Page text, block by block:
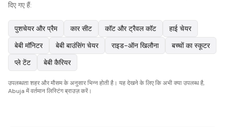
दिए गए हैं:
पुशचेयर और प्रैम कार सीट कॉट और ट्रैवल कॉट
हाई चेयर
बेबी मॉनिटर
बेबी बाउंसिंग चेयर राइड-ऑन खिलौना
बच्चों का स्कूटर
प्ले टेंट
बेबी कैरियर
उपलब्धता शहर और मौसम के अनुसार भिन्न होती है। यह देखने के लिए कि अभी क्या उपलब्ध है,
Abuja में वर्तमान लिस्टिंग ब्राउज़ करें।